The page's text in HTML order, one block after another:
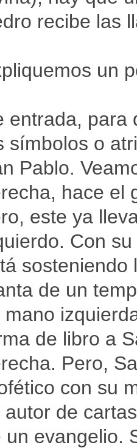
recibe las
un
entrada, para
símbolos o
Pablo.
hace el
este ya
Con
sosteniendo
de un
mano
de libro a
Pero,
con su
autor de
un evangelio.